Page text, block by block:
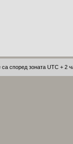
са според зоната UTC + 2